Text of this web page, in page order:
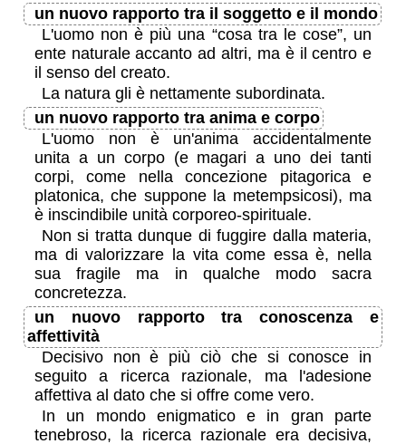
un nuovo rapporto tra il soggetto e il mondo
L'uomo non è più una “cosa tra le cose”, un
ente naturale accanto ad altri, ma è il centro e
il senso del creato.
La natura gli è nettamente subordinata.
un nuovo rapporto tra anima e corpo
L'uomo non è un'anima accidentalmente
unita a un corpo (e magari a uno dei tanti
corpi, come nella concezione pitagorica e
platonica, che suppone la metempsicosi), ma
è inscindibile unità corporeo-spirituale.
Non si tratta dunque di fuggire dalla materia,
ma di valorizzare la vita come essa è, nella
sua fragile ma in qualche modo sacra
concretezza.
un nuovo rapporto tra conoscenza e
affettività
Decisivo non è più ciò che si conosce in
seguito a ricerca razionale, ma l'adesione
affettiva al dato che si offre come vero.
In un mondo enigmatico e in gran parte
tenebroso, la ricerca razionale era decisiva,